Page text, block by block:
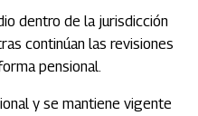
dentro de la jurisdicción
continúan las revisiones
pensional.
y se mantiene vigente